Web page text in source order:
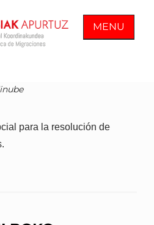
plena
MENU
para la resolución de